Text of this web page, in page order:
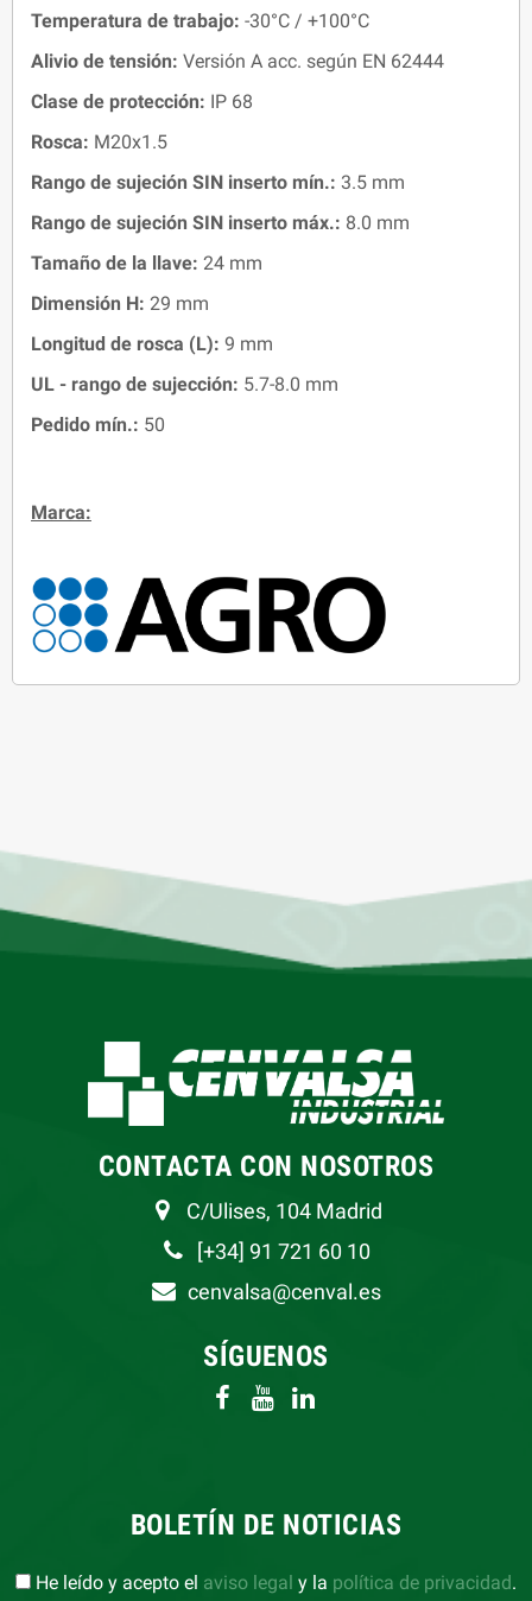
Temperatura de trabajo: -30°C / +100°C
Alivio de tensión: Versión A acc. según EN 62444
Clase de protección: IP 68
Rosca: M20x1.5
Rango de sujeción SIN inserto mín.: 3.5 mm
Rango de sujeción SIN inserto máx.: 8.0 mm
Tamaño de la llave: 24 mm
Dimensión H: 29 mm
Longitud de rosca (L): 9 mm
UL - rango de sujección: 5.7-8.0 mm
Pedido mín.: 50
Marca:
CONTACTA CON NOSOTROS
C/Ulises, 104 Madrid
[+34] 91 721 60 10
cenvalsa@cenval.es
SÍGUENOS
BOLETÍN DE NOTICIAS
He leído y acepto el aviso legal y la política de privacidad.